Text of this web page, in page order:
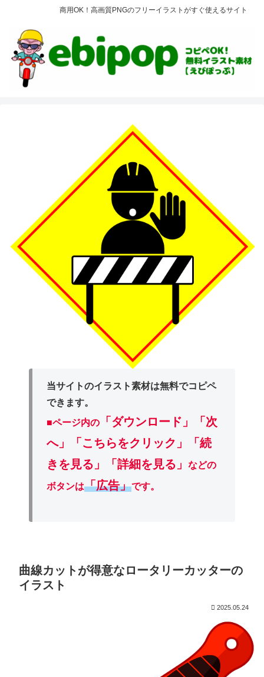
商用OK！高画質PNGのフリーイラストがすぐ使えるサイト
当サイトのイラスト素材は無料でコピペ
できます。
■ページ内の
「ダウンロード」
「次
へ」「こちらをクリック」「続
きを見る」「詳細を見る」などの
ボタンは「広告」です。
曲線カットが得意なロータリーカッターの
イラスト
2025.05.24